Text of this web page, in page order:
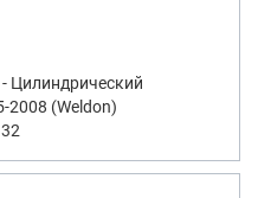
Цилиндрический
2008 (Weldon)